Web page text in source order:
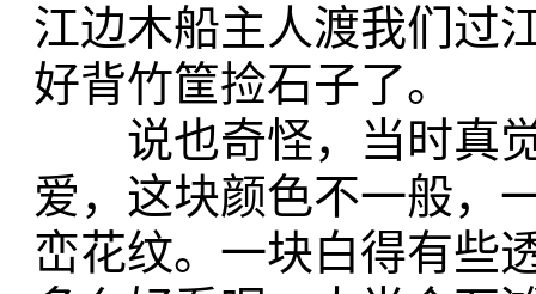
江边木船主人渡我们过
好背竹筐捡石子了。
说也奇怪，当时真觉
爱，这块颜色不一般，
峦花纹。一块白得有些